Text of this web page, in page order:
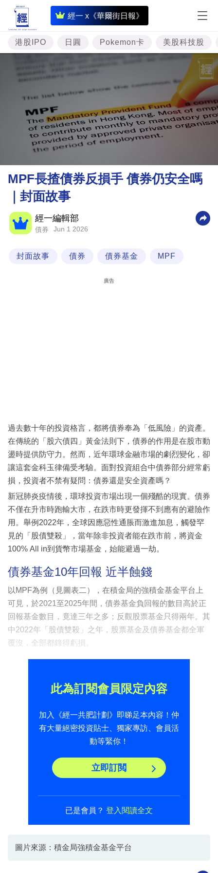
經一 x《華爾街日報》
即
時
財
經
專
資
樓
市
理
財
商
業
科
區
港股IPO 日圓 Pokemon卡 美股科技股
MPF長揸債券反損手 債券仍安全嗎
｜封面故事
經一編輯部
債券 Jun 1 2026
封面故事 債券 債券基金 MPF
廣告
過去數十年的投資格言，都將債券奉為「低風險」的資產。
在傳統的「股六債四」黃金法則下，債券的作用是在股市動
盪時提供防守力。然而，近年環球金融市場的劇烈變化，卻
讓這套金科玉律備受考驗。面對投資組合中債券部分經常虧
損，投資者不禁有疑問：債券還是安全資產嗎？
新冠肺炎疫情後，環球投資市場出現一個殘酷的現實。債券
不僅在升市時跑輸大市，在跌市時更發揮不到應有的避險作
用。舉例2022年，全球因應惡性通脹而激進加息，觸發罕
見的「股債雙殺」，當年除非投資者能在跌市前，將資金
100% All in到貨幣市場基金，始能避過一劫。
債券基金10年回報 近半蝕錢
以MPF為例（見圖表二），在積金局的強積金基金平台上
可見，於2021至2025年間，債券基金負回報的數目高於正
回報基金數目，竟達三年之多；反觀股票基金只得兩年。其
中2022年「股債雙殺」之年，股票基金及債券基金都全軍
覆沒，全部都錄得虧損。
此為訂閱會員限定內容
加入《經一共肥計劃》即睇足本內容！仲
有大量絕密投資貼士、獨家專訪、會員活
動等緊你！
立即訂閲
已是會員？ 登入閱讀全文
圖片來源：積金局強積金基金平台